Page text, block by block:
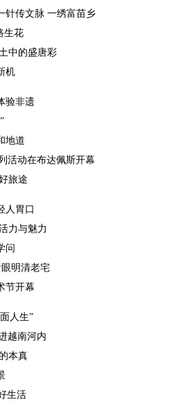
针传文脉 一绣富苗乡
生花
中的盛唐彩
机
验非遗
地道
活动在布达佩斯开幕
旅途
人胃口
力与魅力
问
明清老宅
节开幕
人生”
越南河内
本真
生活